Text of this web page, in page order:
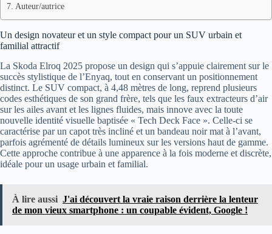
Auteur/autrice
Un design novateur et un style compact pour un SUV urbain et
familial attractif
La Skoda Elroq 2025 propose un design qui s’appuie clairement sur le
succès stylistique de l’Enyaq, tout en conservant un positionnement
distinct. Le SUV compact, à 4,48 mètres de long, reprend plusieurs
codes esthétiques de son grand frère, tels que les faux extracteurs d’air
sur les ailes avant et les lignes fluides, mais innove avec la toute
nouvelle identité visuelle baptisée « Tech Deck Face ». Celle-ci se
caractérise par un capot très incliné et un bandeau noir mat à l’avant,
parfois agrémenté de détails lumineux sur les versions haut de gamme.
Cette approche contribue à une apparence à la fois moderne et discrète,
idéale pour un usage urbain et familial.
À lire aussi J'ai découvert la vraie raison derrière la lenteur
de mon vieux smartphone : un coupable évident, Google !